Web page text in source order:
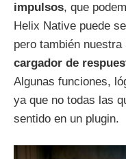
impulsos, que
Helix Native puede
pero también nuestra
cargador de
Algunas funciones,
ya que no todas las
sentido en un plugin.